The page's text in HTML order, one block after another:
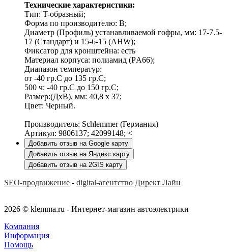
Технические характеристики:
Тип: T-образный;
Форма по производителю: B;
Диаметр (Профиль) устанавливаемой гофры, мм: 17-7.5-
17 (Стандарт) и 15-6-15 (AHW);
Фиксатор для кронштейна: есть
Материал корпуса: полиамид (PА66);
Диапазон температур:
от -40 гр.C до 135 гр.C;
500 ч: -40 гр.C до 150 гр.C;
Размер:(ДхВ), мм: 40,8 x 37;
Цвет: Черный.
Производитель: Schlemmer (Германия)
Артикул: 9806137; 42099148; <
Добавить отзыв на Google карту
Добавить отзыв на Яндекс карту
Добавить отзыв на 2GIS карту
SEO-продвижение - digital-агентство Директ Лайн
2026 © klemma.ru - Интернет-магазин автоэлектрики
Компания
Информация
Помощь